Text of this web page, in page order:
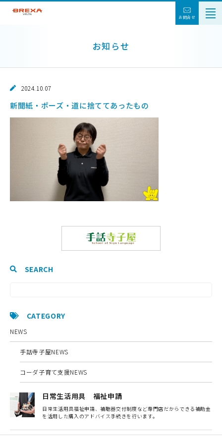
お問合せ
お知らせ
2024.10.07
新聞紙・ポーズ・道に捨ててあったもの
SEARCH
CATEGORY
NEWS
手話寺子屋NEWS
コーダ子育て支援NEWS
日常生活用具 福祉申請
日常生活用具福祉申請、補聴器交付制度など専門店だからできる補助金
を活用した購入のアドバイス手続きを行います。